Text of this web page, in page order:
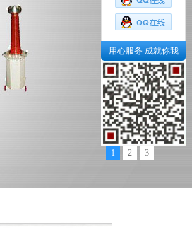
1 2 3
用心服务 成就你我